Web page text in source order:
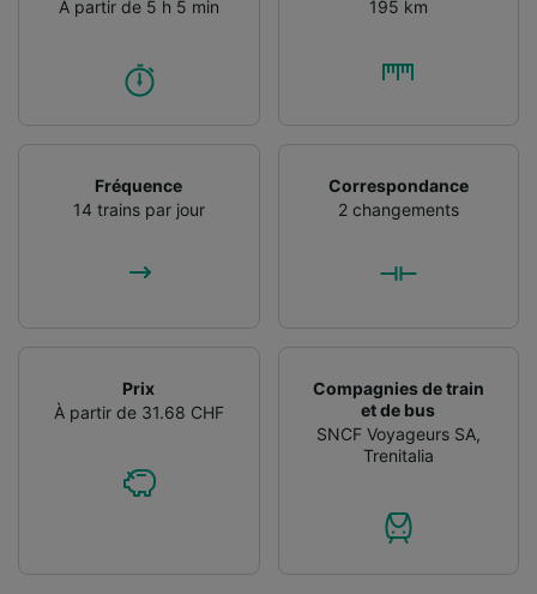
À partir de 5 h 5 min
195 km
Fréquence
14 trains par jour
Correspondance
2 changements
Prix
À partir de 31.68 CHF
Compagnies de train
et de bus
SNCF Voyageurs SA,
Trenitalia